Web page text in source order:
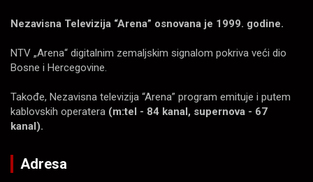
Nezavisna Televizija “Arena” osnovana je 1999. godine.
NTV „Arena“ digitalnim zemaljskim signalom pokriva veći dio
Bosne i Hercegovine.
Takođe, Nezavisna televizija “Arena” program emituje i putem
kablovskih operatera (m:tel - 84 kanal, supernova - 67
kanal).
Adresa